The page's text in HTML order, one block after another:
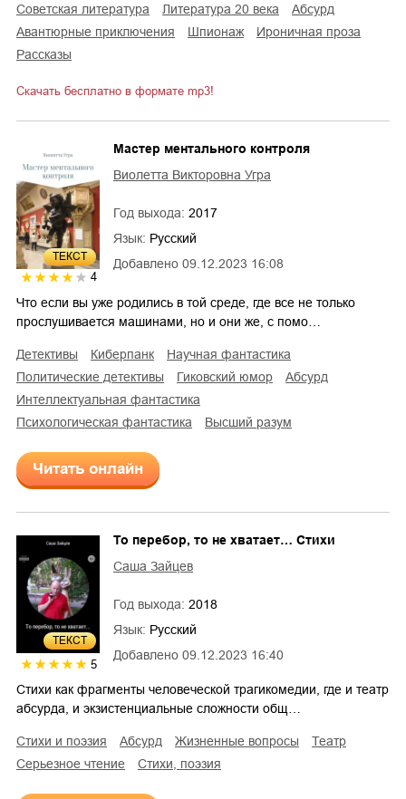
советская литература литература 20 века
абсурд
авантюрные приключения
шпионаж
ироничная проза
рассказы
Скачать бесплатно в формате mp3!
ТЕКСТ
4
Добавлено 09.12.2023 16:08
Мастер ментального контроля
Виолетта Викторовна Угра
Год выхода: 2017
Язык: Русский
Что если вы уже родились в той среде, где все не только
прослушивается машинами, но и они же, с помо…
детективы киберпанк
научная фантастика
политические детективы
гиковский юмор
абсурд
интеллектуальная фантастика
психологическая фантастика
высший разум
Читать онлайн
ТЕКСТ
5
Добавлено 09.12.2023 16:40
То перебор, то не хватает… Стихи
Саша Зайцев
Год выхода: 2018
Язык: Русский
Стихи как фрагменты человеческой трагикомедии, где и театр
абсурда, и экзистенциальные сложности общ…
стихи и поэзия абсурд жизненные вопросы
театр
серьезное чтение
cтихи, поэзия